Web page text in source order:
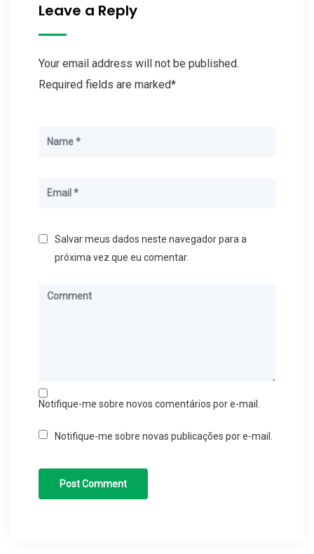
Leave a Reply
Your email address will not be published.
Required fields are marked*
Salvar meus dados neste navegador para a
próxima vez que eu comentar.
Notifique-me sobre novos comentários por e-mail.
Notifique-me sobre novas publicações por e-mail.